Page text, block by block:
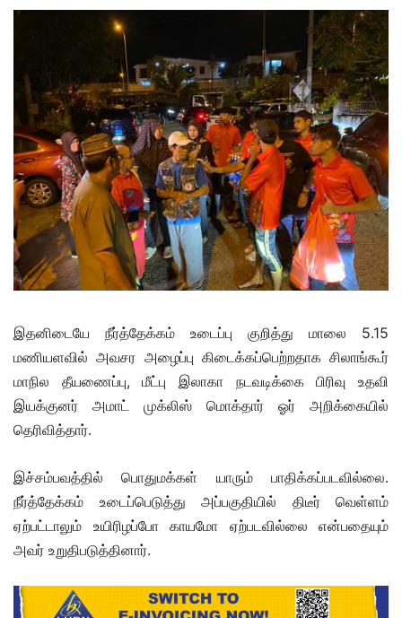
இதனிடையே நீர்த்தேக்கம் உடைப்பு குறித்து மாலை 5.15
மணியளவில் அவசர அழைப்பு கிடைக்கப்பெற்றதாக சிலாங்கூர்
மாநில தீயணைப்பு, மீட்பு இலாகா நடவடிக்கை பிரிவு உதவி
இயக்குனர் அமாட் முக்லிஸ் மொக்தார் ஓர் அறிக்கையில்
தெரிவித்தார்.
இச்சம்பவத்தில் பொதுமக்கள் யாரும் பாதிக்கப்படவில்லை.
நீர்த்தேக்கம் உடைப்பெடுத்து அப்பகுதியில் திடீர் வெள்ளம்
ஏற்பட்டாலும் உயிரிழப்போ காயமோ ஏற்படவில்லை என்பதையும்
அவர் உறுதிபடுத்தினார்.